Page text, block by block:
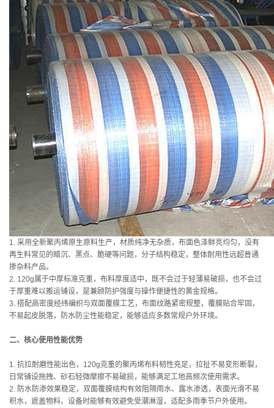
1. 采用全新聚丙烯原生原料生产，材质纯净无杂质，布面色泽鲜亮均匀，没有
再生料常见的暗沉、黑点、脆硬等问题，分子结构稳定，整体耐用性远超普通
掺杂料产品。
2. 120g属于中厚标准克重，布料厚度适中，既不会过于轻薄易破损，也不会过
于厚重难以搬运铺设，是兼顾防护强度与操作便捷性的黄金规格。
3. 搭配高密度经纬编织与双面覆膜工艺，布面纹路紧密规整，覆膜贴合牢固，
不易起皮脱落，防水防尘性能稳定，能够适应多数常规户外环境。
二、核心使用性能优势
1. 抗拉耐磨性能出色，120g克重的聚丙烯布料韧性充足，拉扯不易变形断裂，
日常铺设拖拽、砂石轻微摩擦不易破损，能够满足工地高频次使用需求。
2. 防水防渗效果稳定，双面覆膜结构有效阻隔雨水、露水渗透，表面光滑不易
积水，遮盖物料、设备时能够有效避免受潮淋湿，适配多雨季节户外使用。